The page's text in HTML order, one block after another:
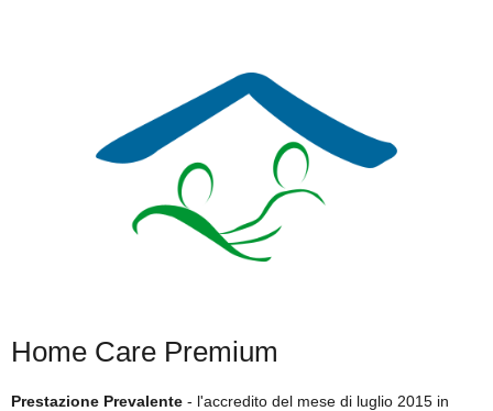
Documenti
Carta Servizi
SICARE
Home Care Premium
Prestazione Prevalente - l'accredito del mese di luglio 2015 in